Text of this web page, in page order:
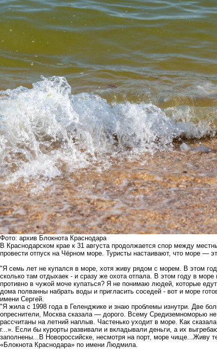
Фото: архив Блокнота Краснодара
В Краснодарском крае к 31 августа продолжается спор между
провести отпуск на Чёрном море. Туристы настаивают, что море —
"Я семь лет не купался в море, хотя живу рядом с морем. В этом
сколько там отдыхаек - и сразу же охота отпала. В этом году в
противно в чужой моче купаться? Я не понимаю людей, которые
дома полванны набрать воды и пригласить соседей - вот и море
имени Сергей.
"Я жила с 1998 года в Геленджике и знаю проблемы изнутри. Две
опреснители, Москва сказала — дорого. Всему Средиземноморью
рассчитаны на летний наплыв. Частенько уходит в море. Как
г...». Если бы курорты развивали и вкладывали деньги, а их
заполнены...В Новороссийске, несмотря на порт, море чище...Живу
«Блокнота Краснодара» по имени Людмила.